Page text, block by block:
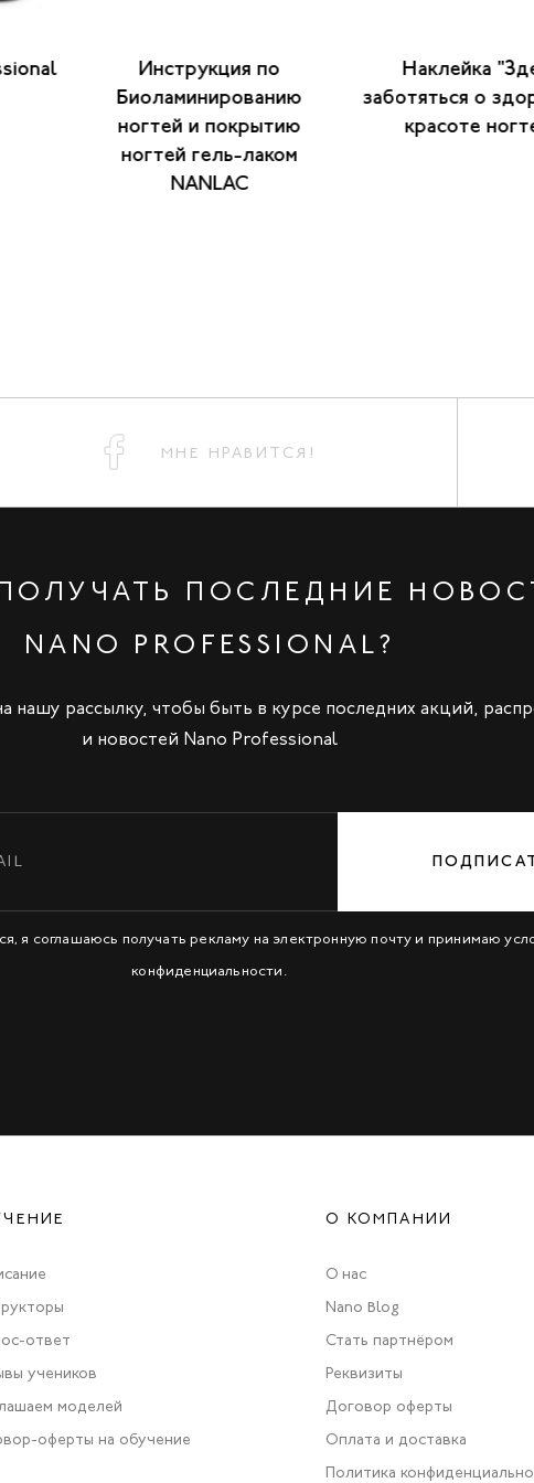
Инструкция по
Биоламинированию
ногтей и покрытию
ногтей гель-лаком
NANLAC
Наклейка
заботяться о
красоте
МНЕ НРАВИТСЯ!
ПОСЛЕДНИЕ
NANO PROFESSIONAL?
нашу рассылку, чтобы быть в курсе последних акций,
и новостей Nano Professional
я соглашаюсь получать рекламу на электронную почту и принимаю
конфиденциальности.
ответ
учеников
моделей
оферты на обучение
О КОМПАНИИ
О нас
Nano Blog
Стать партнёром
Реквизиты
Договор оферты
Оплата и доставка
Политика